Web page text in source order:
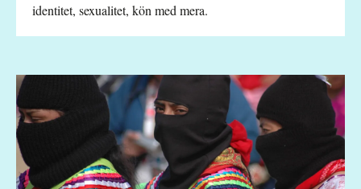
identitet, sexualitet, kön med mera.